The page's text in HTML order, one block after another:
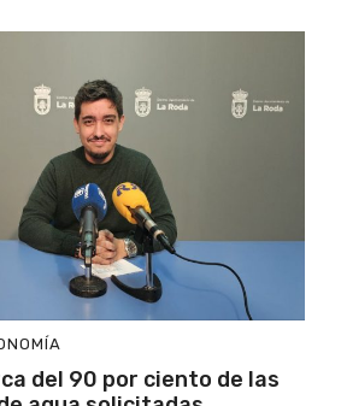
del 90 por ciento de las